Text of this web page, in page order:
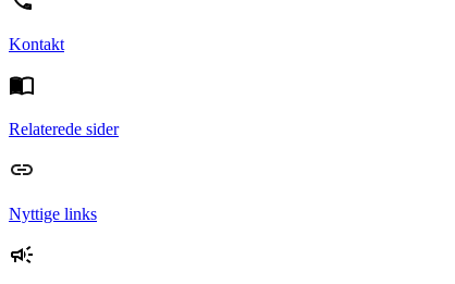
Kontakt
Relaterede sider
Nyttige links